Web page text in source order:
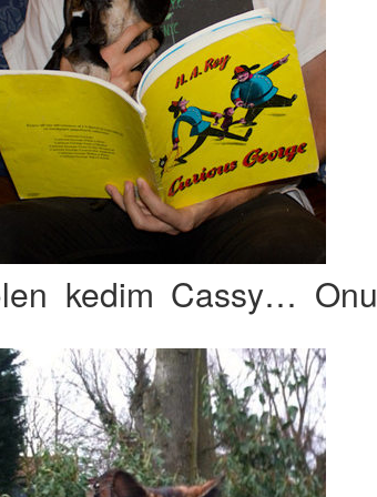
kedim Cassy…
İlk
Köpekler İçin Ev
22.05.2020
Yazık Çok Yazık:
Uğruna 650 Bin
Sinop Nükleer
Vazgeçti
22.05.2020